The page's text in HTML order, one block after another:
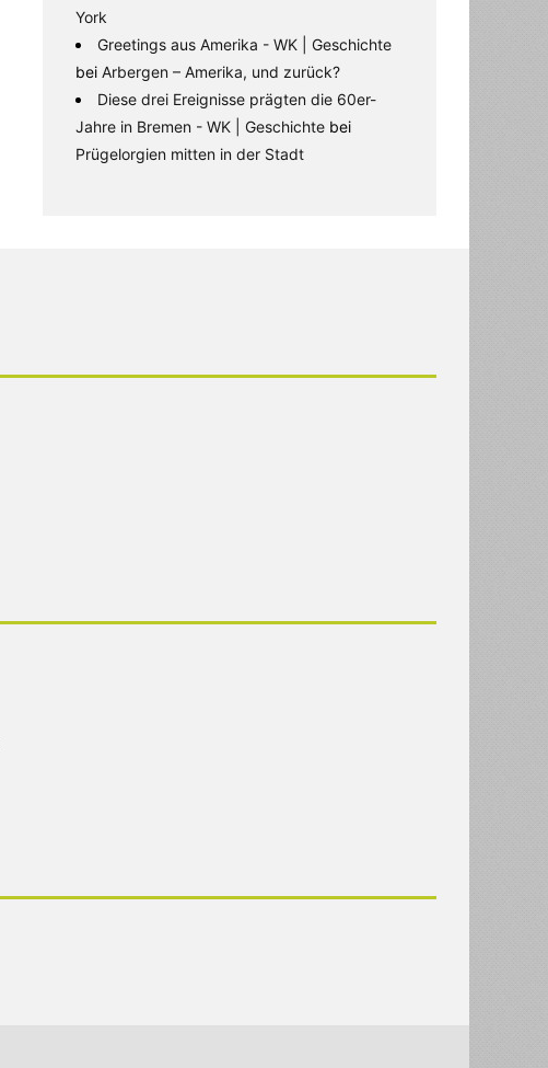
York
Greetings aus Amerika - WK | Geschichte
bei Arbergen – Amerika, und zurück?
Diese drei Ereignisse prägten die 60er-
Jahre in Bremen - WK | Geschichte bei
Prügelorgien mitten in der Stadt